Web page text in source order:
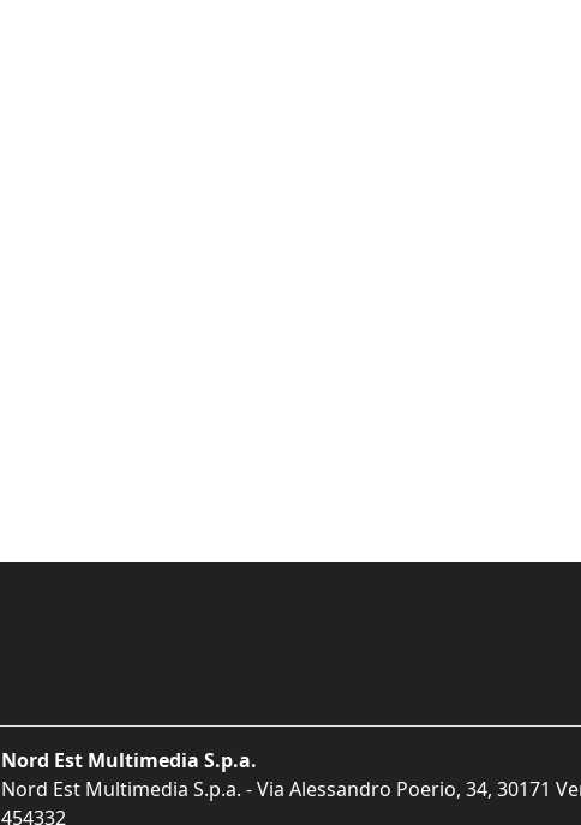
Nord Est Multimedia S.p.a.
Nord Est Multimedia S.p.a. - Via Alessandro Poerio, 34, 30171
454332